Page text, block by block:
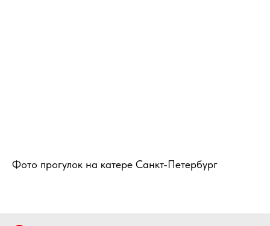
Фото прогулок на катере Санкт-Петербург